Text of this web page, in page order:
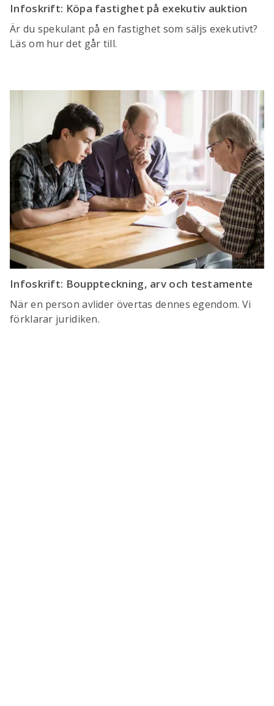
Infoskrift: Köpa fastighet på exekutiv auktion
Är du spekulant på en fastighet som säljs exekutivt?
Läs om hur det går till.
Infoskrift: Bouppteckning, arv och testamente
När en person avlider övertas dennes egendom. Vi
förklarar juridiken.